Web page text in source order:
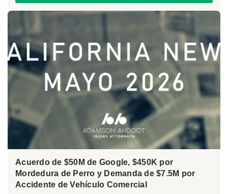
Acuerdo de $50M de Google, $450K por
Mordedura de Perro y Demanda de $7.5M por
Accidente de Vehículo Comercial